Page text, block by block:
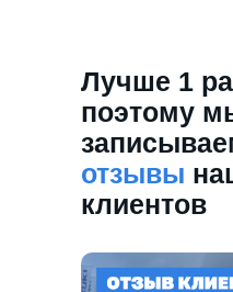
Лучше 1
поэтому
отзывы
клиентов